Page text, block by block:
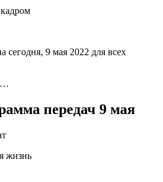
передач 9 мая
жизнь